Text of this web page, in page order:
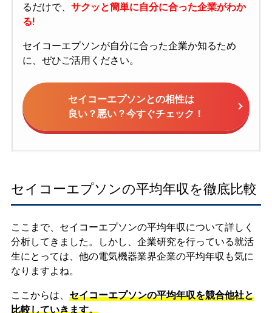
るだけで、 サクッと簡単に自分に合った企業がわか
る!
セイコーエプソンが自分に合った企業か知るため
に、ぜひご活用ください。
セイコーエプソンとの相性は
良い？悪い？今すぐチェック！
セイコーエプソンの平均年収を徹底比較
ここまで、セイコーエプソンの平均年収について詳しく
分析してきました。しかし、企業研究を行っている就活
生にとっては、他の電気機器業界企業の平均年収も気に
なりますよね。
ここからは、 セイコーエプソンの平均年収を競合他社と
比較していきます。